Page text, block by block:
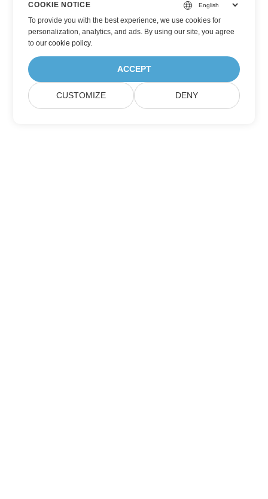
COOKIE NOTICE
To provide you with the best experience, we use cookies for
personalization, analytics, and ads. By using our site, you agree
toour cookie policy.
ACCEPT
CUSTOMIZE DENY